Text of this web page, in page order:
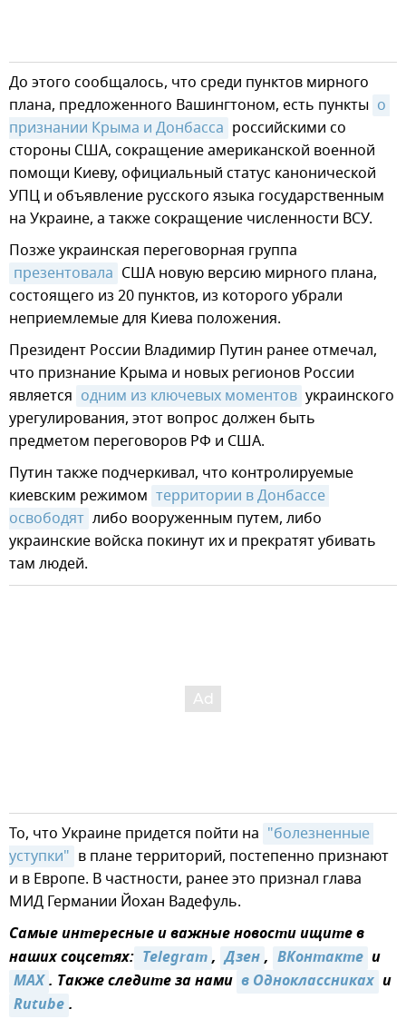
До этого сообщалось, что среди пунктов мирного
плана, предложенного Вашингтоном, есть пункты о
признании Крыма и Донбасса российскими со
стороны США, сокращение американской военной
помощи Киеву, официальный статус канонической
УПЦ и объявление русского языка государственным
на Украине, а также сокращение численности ВСУ.
Позже украинская переговорная группа
презентовала США новую версию мирного плана,
состоящего из 20 пунктов, из которого убрали
неприемлемые для Киева положения.
Президент России Владимир Путин ранее отмечал,
что признание Крыма и новых регионов России
является одним из ключевых моментов украинского
урегулирования, этот вопрос должен быть
предметом переговоров РФ и США.
Путин также подчеркивал, что контролируемые
киевским режимом территории в Донбассе
освободят либо вооруженным путем, либо
украинские войска покинут их и прекратят убивать
там людей.
То, что Украине придется пойти на "болезненные
уступки" в плане территорий, постепенно признают
и в Европе. В частности, ранее это признал глава
МИД Германии Йохан Вадефуль.
Самые интересные и важные новости ищите в
наших соцсетях: Telegram, Дзен, ВКонтакте и
MAX. Также следите за нами в Одноклассниках и
Rutube.